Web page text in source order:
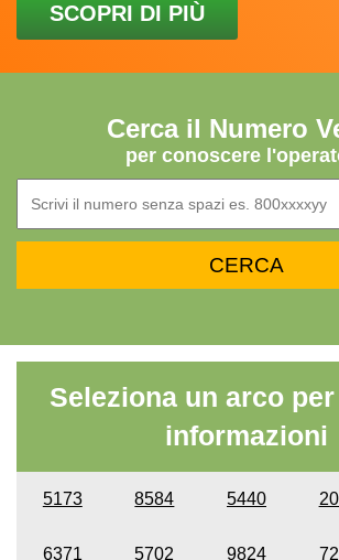
SCOPRI DI PIÙ
Cerca il Numero
per conoscere
Seleziona un arco
informazioni
5173 8584 5440
6371 5702 9824